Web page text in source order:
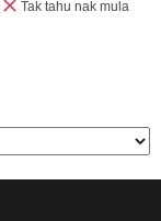
Tak tahu nak mula